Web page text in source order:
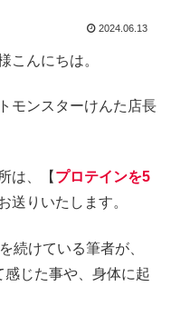
2024.06.13
こんにちは。
モンスターけんた店長
は、【 プロテインを5
送りいたします。
続けている筆者が、
じた事や、身体に起